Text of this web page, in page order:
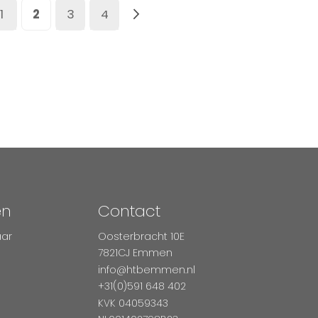
Pagina
1 U lees momenteel pagina
2 Pagina
3 Pagina
4
Contact
Oosterbracht 10E
7821CJ Emmen
info@htbemmen.nl
+31(0)591 648 402
KVK 04059343